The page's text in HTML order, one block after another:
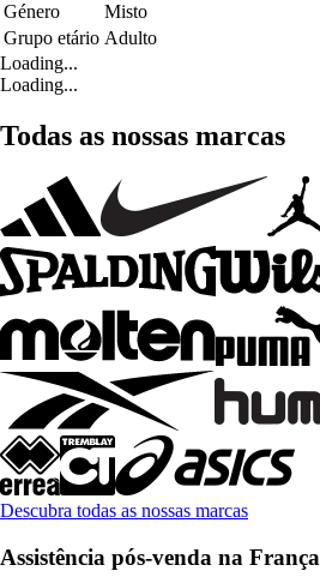
Género
Misto
Grupo etário Adulto
Loading...
Loading...
Todas as nossas marcas
Descubra todas as nossas marcas
Assistência pós-venda na França